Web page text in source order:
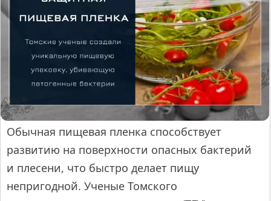
Обычная пищевая пленка способствует
развитию на поверхности опасных бактерий
и плесени, что быстро делает пищу
непригодной. Ученые Томского